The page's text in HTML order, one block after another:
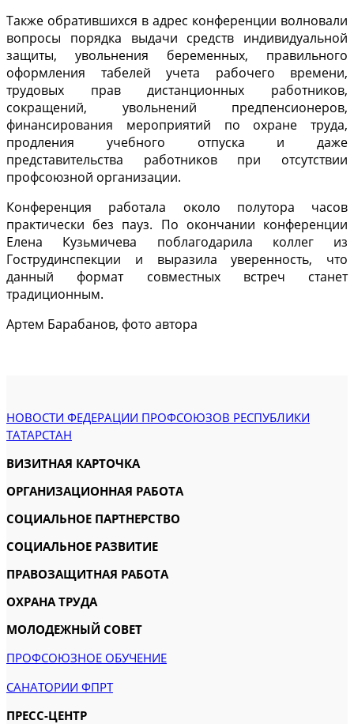
Также обратившихся в адрес конференции волновали
вопросы порядка выдачи средств индивидуальной
защиты, увольнения беременных, правильного
оформления табелей учета рабочего времени,
трудовых прав дистанционных работников,
сокращений, увольнений предпенсионеров,
финансирования мероприятий по охране труда,
продления учебного отпуска и даже
представительства работников при отсутствии
профсоюзной организации.
Конференция работала около полутора часов
практически без пауз. По окончании конференции
Елена Кузьмичева поблагодарила коллег из
Гострудинспекции и выразила уверенность, что
данный формат совместных встреч станет
традиционным.
Артем Барабанов, фото автора
НОВОСТИ ФЕДЕРАЦИИ ПРОФСОЮЗОВ РЕСПУБЛИКИ
ТАТАРСТАН
ВИЗИТНАЯ КАРТОЧКА
ОРГАНИЗАЦИОННАЯ РАБОТА
СОЦИАЛЬНОЕ ПАРТНЕРСТВО
СОЦИАЛЬНОЕ РАЗВИТИЕ
ПРАВОЗАЩИТНАЯ РАБОТА
ОХРАНА ТРУДА
МОЛОДЕЖНЫЙ СОВЕТ
ПРОФСОЮЗНОЕ ОБУЧЕНИЕ
САНАТОРИИ ФПРТ
ПРЕСС-ЦЕНТР